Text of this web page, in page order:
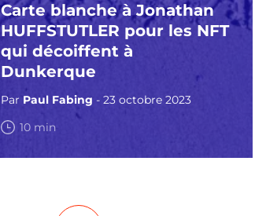
Carte blanche à Jonathan
HUFFSTUTLER pour les NFT
qui décoiffent à
Dunkerque
Par Paul Fabing - 23 octobre 2023
10 min